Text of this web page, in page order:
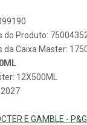
do Produto:
da Caixa Master:
12X500ML
E GAMBLE - P&G